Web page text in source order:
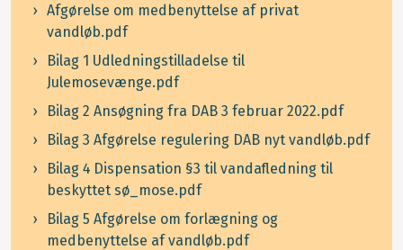
Afgørelse om medbenyttelse af privat
vandløb.pdf
Bilag 1 Udledningstilladelse til
Julemosevænge.pdf
Bilag 2 Ansøgning fra DAB 3 februar 2022.pdf
Bilag 3 Afgørelse regulering DAB nyt vandløb.pdf
Bilag 4 Dispensation §3 til vandafledning til
beskyttet sø_mose.pdf
Bilag 5 Afgørelse om forlægning og
medbenyttelse af vandløb.pdf